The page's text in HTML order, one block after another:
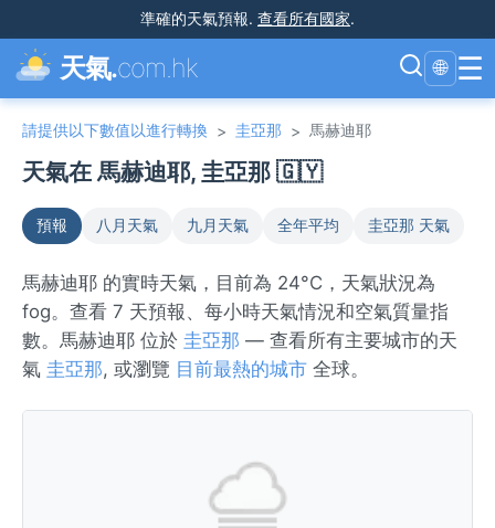
準確的天氣預報. 查看所有國家.
天氣.com.hk 🌐 ☰
請提供以下數值以進行轉換 > 圭亞那 > 馬赫迪耶
天氣在 馬赫迪耶, 圭亞那 🇬🇾
預報 八月天氣 九月天氣 全年平均 圭亞那 天氣
馬赫迪耶 的實時天氣，目前為 24°C，天氣狀況為
fog。查看 7 天預報、每小時天氣情況和空氣質量指
數。馬赫迪耶 位於 圭亞那 — 查看所有主要城市的天
氣 圭亞那, 或瀏覽 目前最熱的城市 全球。